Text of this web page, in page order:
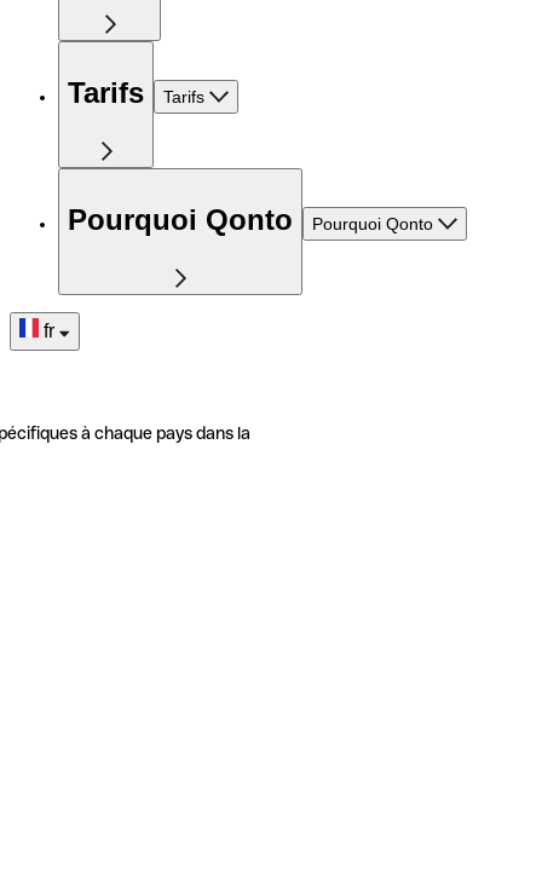
Tarifs Tarifs
Pourquoi Qonto Pourquoi Qonto
fr
à chaque pays dans la